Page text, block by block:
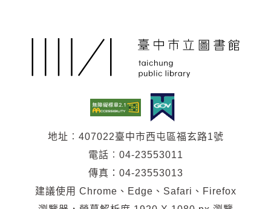
地址︰407022臺中市西屯區福玄路1號
電話︰04-23553011
傳真：04-23553013
建議使用 Chrome、Edge、Safari、Firefox